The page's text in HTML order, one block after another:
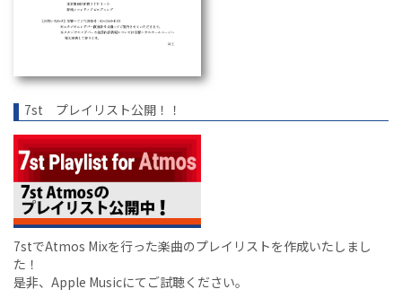
7st プレイリスト公開！！
7stでAtmos Mixを行った楽曲のプレイリストを作成いたしまし
た！
是非、Apple Musicにてご試聴ください。